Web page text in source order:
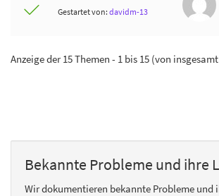
Gestartet von: davidm-13
Anzeige der 15 Themen - 1 bis 15 (von
Bekannte Probleme und ihre
Wir dokumentieren bekannte Probleme und